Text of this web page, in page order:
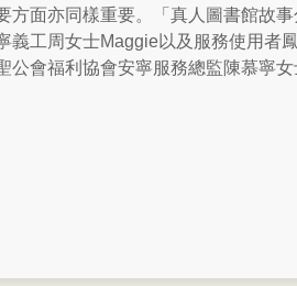
方面亦同樣重要。「真人圖書館故
義工周女士Maggie以及服務使用者
公會福利協會安寧服務總監陳慕寧女